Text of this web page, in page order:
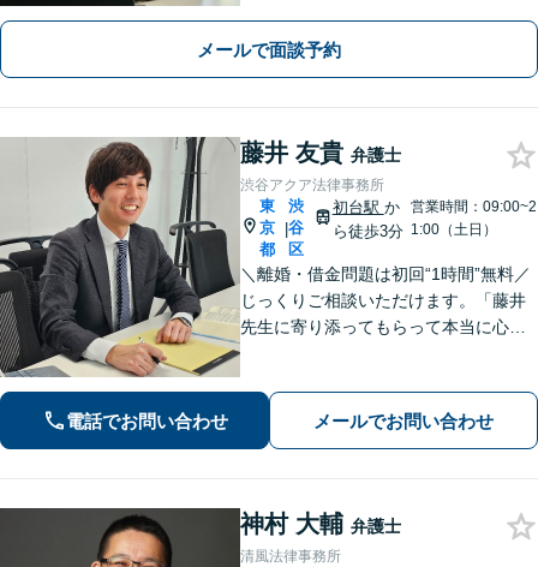
イン相談可】＊事前メール・予約をお
メールで面談予約
藤井 友貴 弁護士
渋谷アクア法律事務所
東
京
都
|
渋
谷
区
初台駅 か
ら徒歩3分
営業時間：09:00~2
1:00（土日）
＼離婚・借金問題は初回“1時間”無料／
じっくりご相談いただけます。「藤井
先生に寄り添ってもらって本当に心強
に真剣に向き合います【休日・夜間相
談可／完全個室】【企業法務も対応】
電話でお問い合わせ メールでお問い合わせ
神村 大輔 弁護士
清風法律事務所